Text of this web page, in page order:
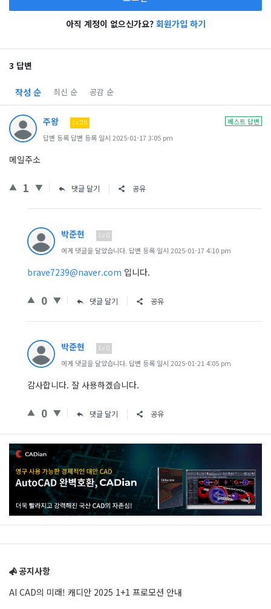
아직 계정이 없으신가요? 회원가입 하기
3 답변
작성 순 최신 순 공감 순
베스트 답변
주왕 Lv.26
답변 등록 답변 등록 일시 2025-01-17 3:05 pm
메일주소
1 댓글 달기 공유
박준현 Lv.0
에게 댓글을 달았습니다. 답변 등록 일시 2025-01-17 4:10 pm
brave7239@naver.com 입니다.
0 댓글 달기 공유
박준현 Lv.0
에게 댓글을 달았습니다. 답변 등록 일시 2025-01-21 4:05 pm
감사합니다. 잘 사용하겠습니다.
0 댓글 달기 공유
공지사항
AI CAD의 미래! 캐디안 2025 1+1 프로모션 안내